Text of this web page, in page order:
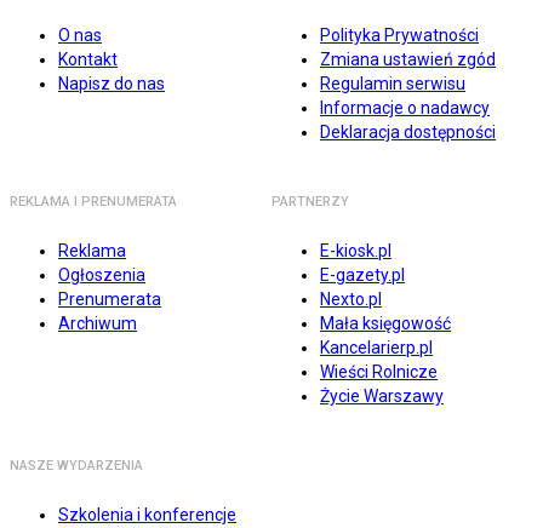
O nas
Kontakt
Napisz do nas
Polityka Prywatności
Zmiana ustawień zgód
Regulamin serwisu
Informacje o nadawcy
Deklaracja dostępności
REKLAMA I PRENUMERATA
Reklama
Ogłoszenia
Prenumerata
Archiwum
PARTNERZY
E-kiosk.pl
E-gazety.pl
Nexto.pl
Mała księgowość
Kancelarierp.pl
Wieści Rolnicze
Życie Warszawy
NASZE WYDARZENIA
Szkolenia i konferencje